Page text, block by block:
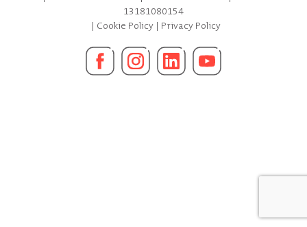
13181080154
| Cookie Policy| Privacy Policy